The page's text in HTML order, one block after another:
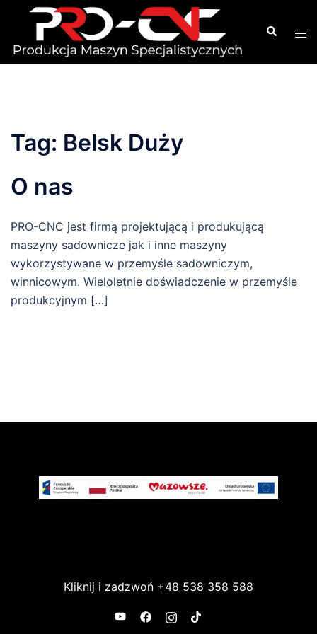
Przejdź
treści
Tag: Belsk Duży
O nas
PRO-CNC jest firmą projektującą i produkującą
maszyny sadownicze jak i inne maszyny
wykorzystywane w przemyśle sadowniczym,
winnicowym. Wieloletnie doświadczenie w przemyśle
produkcyjnym […]
Kliknij i zadzwoń +48 538 358 588
https://www.youtube.com/channel/
https://www.facebook.com/
https://https://